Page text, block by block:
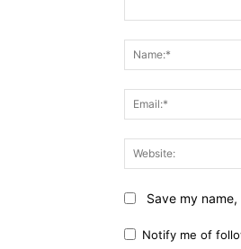
Save my
Notify me of